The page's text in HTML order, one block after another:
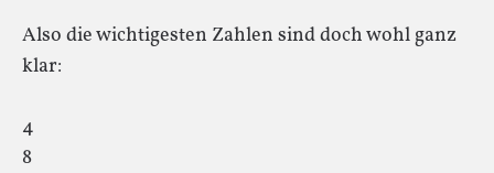
Also die wichtigesten Zahlen sind doch wohl ganz
klar:
4
8